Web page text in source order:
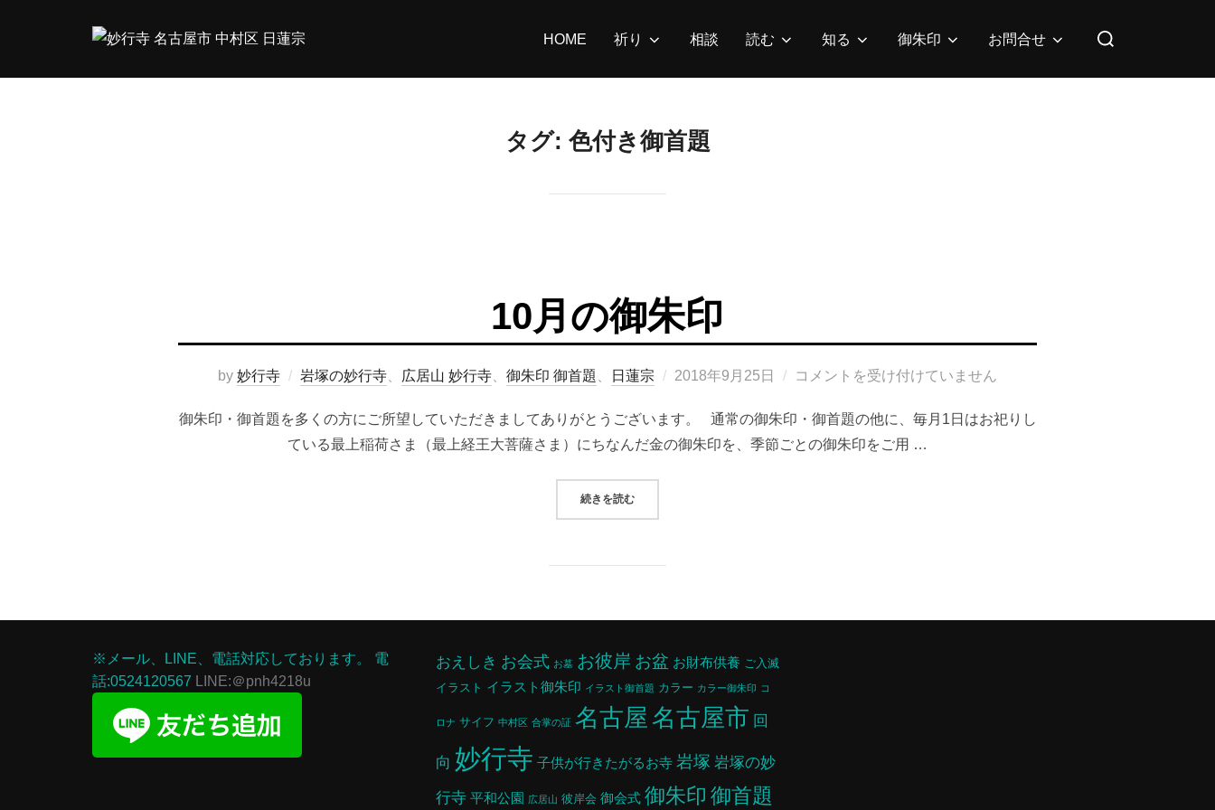
HOME 祈り 相談 読む 知る 御朱印 お問合せ
検
対
タグ: 色付き御首題
10月の御朱印
by 妙行寺 岩塚の妙行寺 広居山 妙行寺 御朱印 御首題 日蓮宗
投
日:
2018年9月25日 コメントを受け付けていません
御朱印・御首題を多くの方にご所望していただきましてありがとうございます。 通常の御朱印・御首題の他に、毎月1日はお祀りし
ている最上稲荷さま（最上経王大菩薩さま）にちなんだ金の御朱印を、季節ごとの御朱印をご用 …
続きを読む
※メール、LINE、電話対応しております。
電
話:0524120567 LINE:＠pnh4218u
おえしき お会式 お墓 お彼岸 お盆 お財布供養 ご入滅
イラスト イラスト御朱印 イラスト御首題 カラー カラー御朱印 コ
ロナ サイフ 中村区 合掌の証 名古屋 名古屋市 回
向 妙行寺 子供が行きたがるお寺 岩塚 岩塚の妙
行寺 平和公園 広居山 彼岸会 御会式 御朱印 御首題